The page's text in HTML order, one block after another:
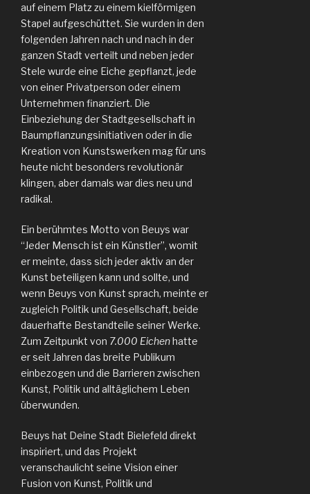
auf einem Platz zu einem kielförmigen
Stapel aufgeschüttet. Sie wurden in den
folgenden Jahren nach und nach in der
ganzen Stadt verteilt und neben jeder
Stele wurde eine Eiche gepflanzt, jede
von einer Privatperson oder einem
Unternehmen finanziert. Die
Einbeziehung der Stadtgesellschaft in
Baumpflanzungsinitiativen oder in die
Kreation von Kunstswerken mag für uns
heute nicht besonders revolutionär
klingen, aber damals war dies neu und
radikal.
Ein berühmtes Motto von Beuys war
“Jeder Mensch ist ein Künstler”, womit
er meinte, dass sich jeder aktiv an der
Kunst beteiligen kann und sollte, und
wenn Beuys von Kunst sprach, meinte er
zugleich Politik und Gesellschaft, beide
dauerhafte Bestandteile seiner Werke.
Zum Zeitpunkt von 7.000 Eichenhatte
er seit Jahren das breite Publikum
einbezogen und die Barrieren zwischen
Kunst, Politik und alltäglichem Leben
überwunden.
Beuys hat Deine Stadt Bielefeld direkt
inspiriert, und das Projekt
veranschaulicht seine Vision einer
Fusion von Kunst, Politik und